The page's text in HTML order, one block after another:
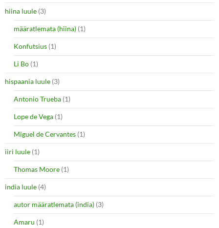
hiina luule (3)
määratlemata (hiina) (1)
Konfutsius (1)
Li Bo (1)
hispaania luule (3)
Antonio Trueba (1)
Lope de Vega (1)
Miguel de Cervantes (1)
iiri luule (1)
Thomas Moore (1)
india luule (4)
autor määratlemata (india) (3)
Amaru (1)